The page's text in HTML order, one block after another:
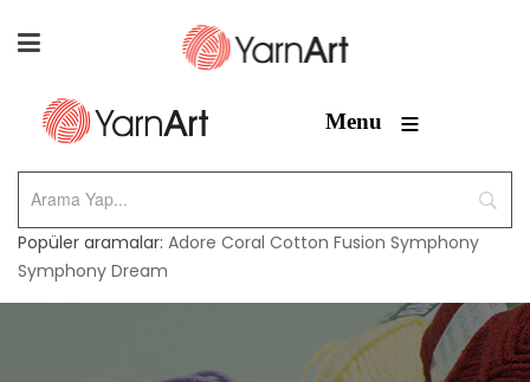
Menu ≡
Popüler aramalar: Adore Coral Cotton Fusion Symphony
Symphony Dream